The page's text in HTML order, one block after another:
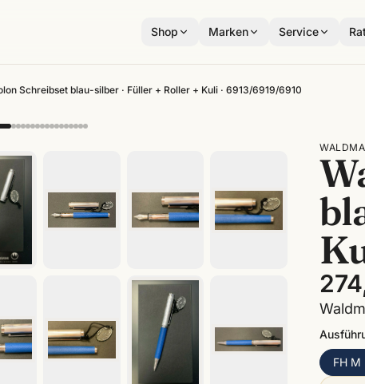
Shop Marken Service
Schreibset blau-silber · Füller + Roller + Kuli · 6913/6919/6910
FH